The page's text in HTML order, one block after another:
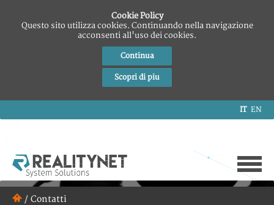
Cookie Policy
Questo sito utilizza cookies. Continuando nella navigazione
acconsenti all'uso dei cookies.
Continua
Scopri di piu
IT EN
/ Contatti